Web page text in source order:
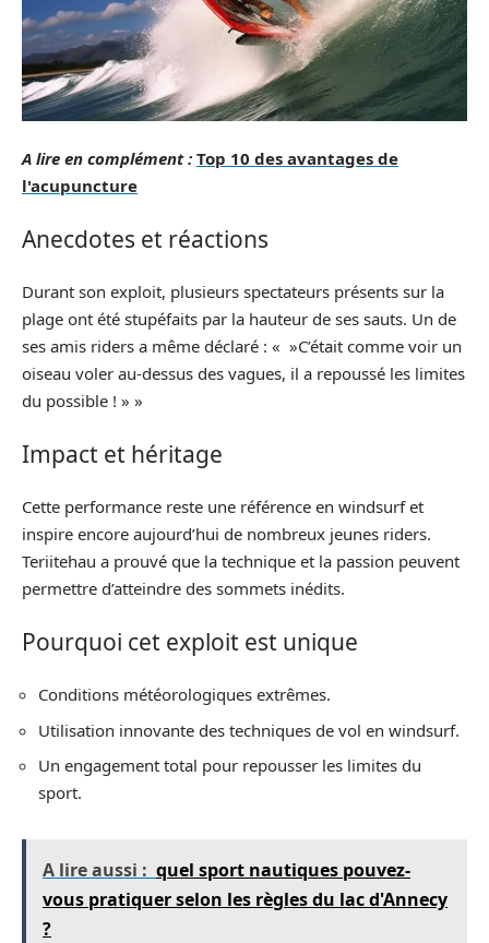
A lire en complément : Top 10 des avantages de
l'acupuncture
Anecdotes et réactions
Durant son exploit, plusieurs spectateurs présents sur la
plage ont été stupéfaits par la hauteur de ses sauts. Un de
ses amis riders a même déclaré : « »C’était comme voir un
oiseau voler au-dessus des vagues, il a repoussé les limites
du possible ! » »
Impact et héritage
Cette performance reste une référence en windsurf et
inspire encore aujourd’hui de nombreux jeunes riders.
Teriitehau a prouvé que la technique et la passion peuvent
permettre d’atteindre des sommets inédits.
Pourquoi cet exploit est unique
Conditions météorologiques extrêmes.
Utilisation innovante des techniques de vol en windsurf.
Un engagement total pour repousser les limites du
sport.
A lire aussi : quel sport nautiques pouvez-
vous pratiquer selon les règles du lac d'Annecy
?